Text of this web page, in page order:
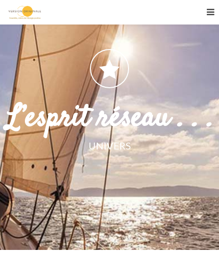
L’esprit réseau . . .
UNIVERS